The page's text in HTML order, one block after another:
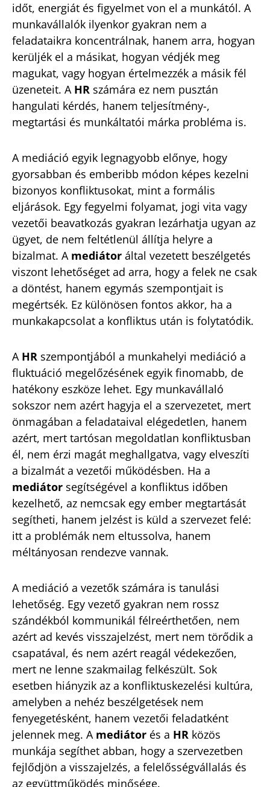
időt, energiát és figyelmet von el a munkától. A
munkavállalók ilyenkor gyakran nem a
feladataikra koncentrálnak, hanem arra, hogyan
kerüljék el a másikat, hogyan védjék meg
magukat, vagy hogyan értelmezzék a másik fél
üzeneteit. A HR számára ez nem pusztán
hangulati kérdés, hanem teljesítmény-,
megtartási és munkáltatói márka probléma is.
A mediáció egyik legnagyobb előnye, hogy
gyorsabban és emberibb módon képes kezelni
bizonyos konfliktusokat, mint a formális
eljárások. Egy fegyelmi folyamat, jogi vita vagy
vezetői beavatkozás gyakran lezárhatja ugyan az
ügyet, de nem feltétlenül állítja helyre a
bizalmat. A mediátor által vezetett beszélgetés
viszont lehetőséget ad arra, hogy a felek ne csak
a döntést, hanem egymás szempontjait is
megértsék. Ez különösen fontos akkor, ha a
munkakapcsolat a konfliktus után is folytatódik.
A HR szempontjából a munkahelyi mediáció a
fluktuáció megelőzésének egyik finomabb, de
hatékony eszköze lehet. Egy munkavállaló
sokszor nem azért hagyja el a szervezetet, mert
önmagában a feladataival elégedetlen, hanem
azért, mert tartósan megoldatlan konfliktusban
él, nem érzi magát meghallgatva, vagy elveszíti
a bizalmát a vezetői működésben. Ha a
mediátor segítségével a konfliktus időben
kezelhető, az nemcsak egy ember megtartását
segítheti, hanem jelzést is küld a szervezet felé:
itt a problémák nem eltussolva, hanem
méltányosan rendezve vannak.
A mediáció a vezetők számára is tanulási
lehetőség. Egy vezető gyakran nem rossz
szándékból kommunikál félreérthetően, nem
azért ad kevés visszajelzést, mert nem törődik a
csapatával, és nem azért reagál védekezően,
mert ne lenne szakmailag felkészült. Sok
esetben hiányzik az a konfliktuskezelési kultúra,
amelyben a nehéz beszélgetések nem
fenyegetésként, hanem vezetői feladatként
jelennek meg. A mediátor és a HR közös
munkája segíthet abban, hogy a szervezetben
fejlődjön a visszajelzés, a felelősségvállalás és
az együttműködés minősége.